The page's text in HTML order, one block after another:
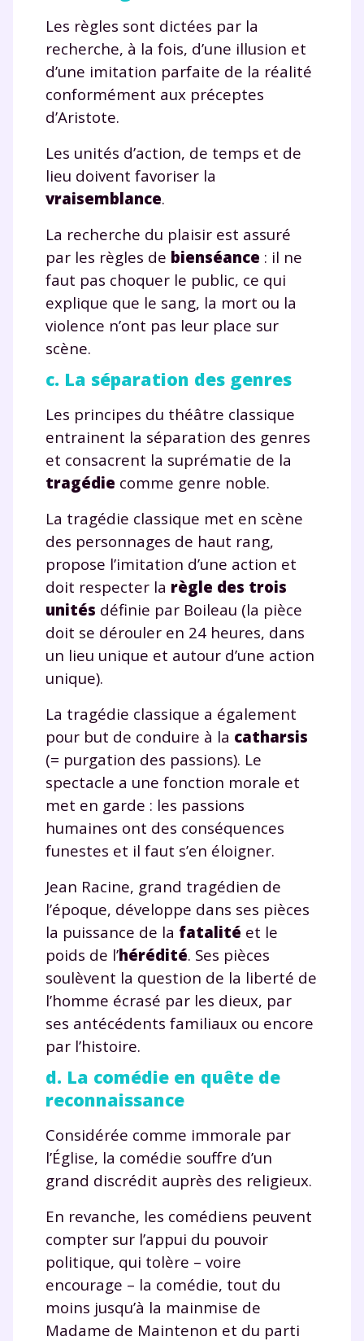
Les règles sont dictées par la
recherche, à la fois, d’une illusion et
d’une imitation parfaite de la réalité
conformément aux préceptes
d’Aristote.
Les unités d’action, de temps et de
lieu doivent favoriser la
vraisemblance.
La recherche du plaisir est assuré
par les règles de bienséance : il ne
faut pas choquer le public, ce qui
explique que le sang, la mort ou la
violence n’ont pas leur place sur
scène.
c. La séparation des genres
Les principes du théâtre classique
entrainent la séparation des genres
et consacrent la suprématie de la
tragédie comme genre noble.
La tragédie classique met en scène
des personnages de haut rang,
propose l’imitation d’une action et
doit respecter la règle des trois
unités définie par Boileau (la pièce
doit se dérouler en 24 heures, dans
un lieu unique et autour d’une action
unique).
La tragédie classique a également
pour but de conduire à la catharsis
(= purgation des passions). Le
spectacle a une fonction morale et
met en garde : les passions
humaines ont des conséquences
funestes et il faut s’en éloigner.
Jean Racine, grand tragédien de
l’époque, développe dans ses pièces
la puissance de la fatalité et le
poids de l’hérédité. Ses pièces
soulèvent la question de la liberté de
l’homme écrasé par les dieux, par
ses antécédents familiaux ou encore
par l’histoire.
d. La comédie en quête de
reconnaissance
Considérée comme immorale par
l’Église, la comédie souffre d’un
grand discrédit auprès des religieux.
En revanche, les comédiens peuvent
compter sur l’appui du pouvoir
politique, qui tolère – voire
encourage – la comédie, tout du
moins jusqu’à la mainmise de
Madame de Maintenon et du parti
Envie de progresser
et de réussir votre
année scolaire ?
Testez gratuitement
pendant 24h notre
plateforme de soutien
scolaire !
Fiches de cours et vidéos,exercices
Unespace dédié aux parents pour
suivre les progrès
Tout le programme scolaire du CP à
la Terminale
Des profs expérimentés disponibles
à la demande par tchat, audio ou
vidéo
TESTER GRATUITEMENT
* Votre code d'accès sera envoyé à cette adresse e-mail. En
renseignant votre e-mail, vous consentez à ce que vos
données à caractère personnel soient traitées par SEJER, sous
la marque myMaxicours, afin que SEJER puisse vous donner
accès au service de soutien scolaire pendant 24h. Pour en
pour exercer vos droits, vous pouvez consulternotre
charte.
J’accepte de recevoir les actualités et des
communications de la part de
myMaxicours.